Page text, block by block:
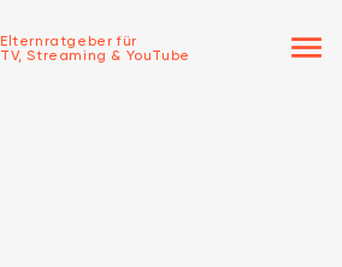
Elternratgeber für
TV, Streaming & YouTube
menu